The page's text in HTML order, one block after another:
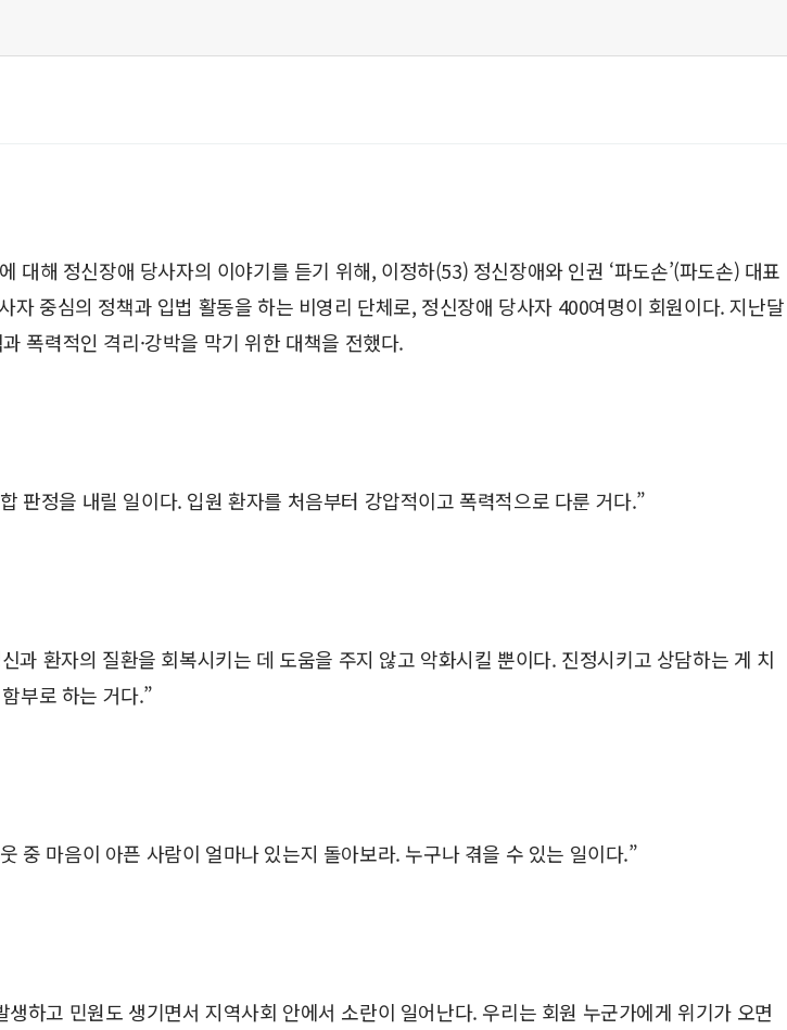
해 정신장애 당사자의 이야기를 듣기 위해, 이정하(53) 정신장애와 인권 ‘파도손’(파도손) 대표
중심의 정책과 입법 활동을 하는 비영리 단체로, 정신장애 당사자 400여명이 회원이다. 지난달
폭력적인 격리·강박을 막기 위한 대책을 전했다.
판정을 내릴 일이다. 입원 환자를 처음부터 강압적이고 폭력적으로 다룬 거다.”
과 환자의 질환을 회복시키는 데 도움을 주지 않고 악화시킬 뿐이다. 진정시키고 상담하는 게 치
부로 하는 거다.”
중 마음이 아픈 사람이 얼마나 있는지 돌아보라. 누구나 겪을 수 있는 일이다.”
하고 민원도 생기면서 지역사회 안에서 소란이 일어난다. 우리는 회원 누군가에게 위기가 오면